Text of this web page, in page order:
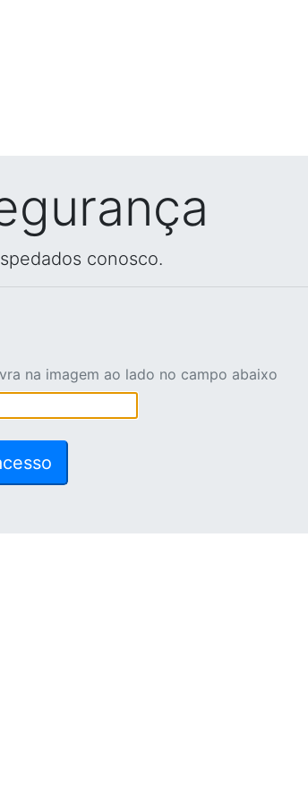
conosco.
na imagem ao lado no campo abaixo